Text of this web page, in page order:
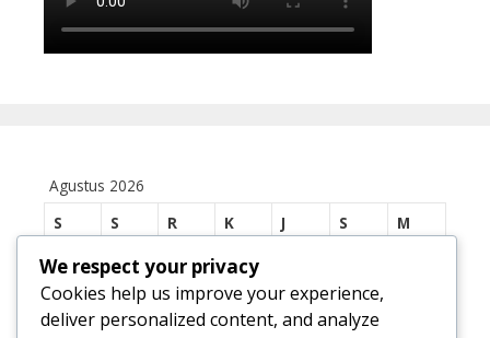
Agustus 2026
S
S R K J S
M
3
4 5 6 8
We respect your privacy
Cookies help us improve your experience,
deliver personalized content, and analyze